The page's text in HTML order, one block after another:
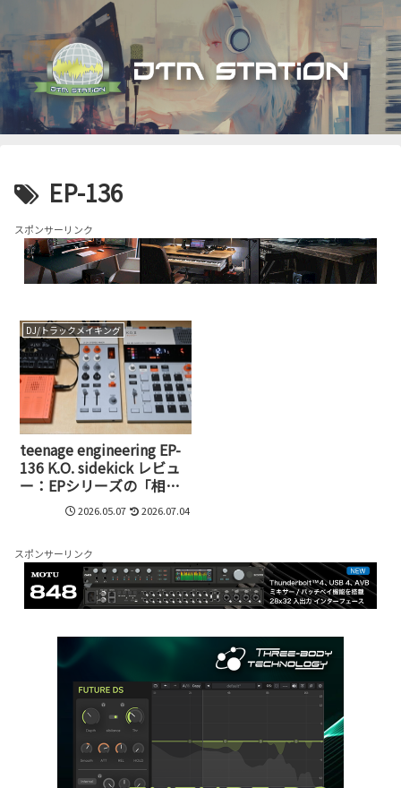
EP-136
スポンサーリンク
DJ/トラックメイキング
teenage engineering EP-
136 K.O. sidekick レビュ
ー：EPシリーズの「相
棒」は、3万円を切るデジ
タルミキサーの決定版だ
2026.05.07 2026.07.04
スポンサーリンク